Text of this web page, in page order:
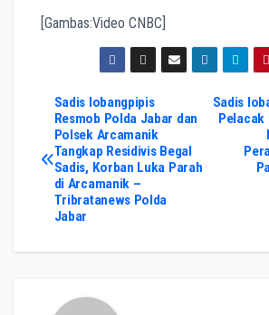
[Gambas:Video CNBC]
Post
navigation
Sadis
Pelacak
Sadis lobangpipis
Resmob Polda Jabar dan
Polsek Arcamanik
Tangkap Residivis Begal
Sadis, Korban Luka Parah
di Arcamanik –
Tribratanews Polda
Jabar